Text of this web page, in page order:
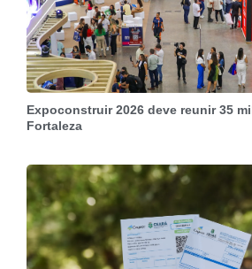
Expoconstruir 2026 deve reunir 35
Fortaleza